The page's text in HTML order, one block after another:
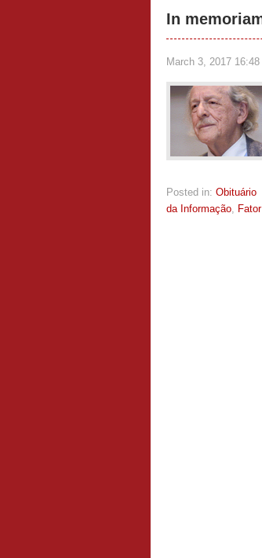
In
March 3, 2017 16:48
Posted in: Obituário
da Informação,